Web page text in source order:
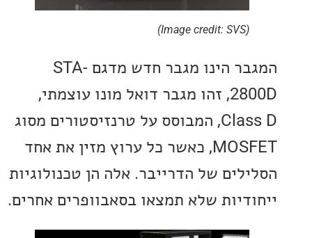
המגבר הינו מגבר חדש מדגם STA-
2800D, זהו מגבר דואל מונו עוצמתי,
Class D, המבוסס על טרנזיסטורים מסוג
MOSFET, כאשר כל ערוץ מזין את אחד
של הדרייבר. אלה הן טכנולוגיות
שלא תמצאו בסאבוופרים אחרים.